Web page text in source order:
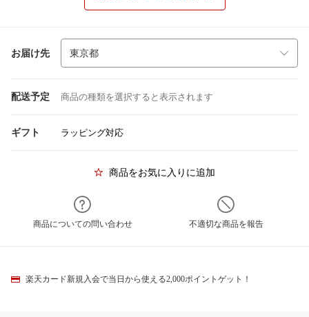
お届け先
配送予定 商品の種類を選択すると表示されます
ギフト ラッピング対応
商品をお気に入りに追加
商品についての問い合わせ 不適切な商品を報告
楽天カード新規入会で当日から使える2,000ポイントゲット！